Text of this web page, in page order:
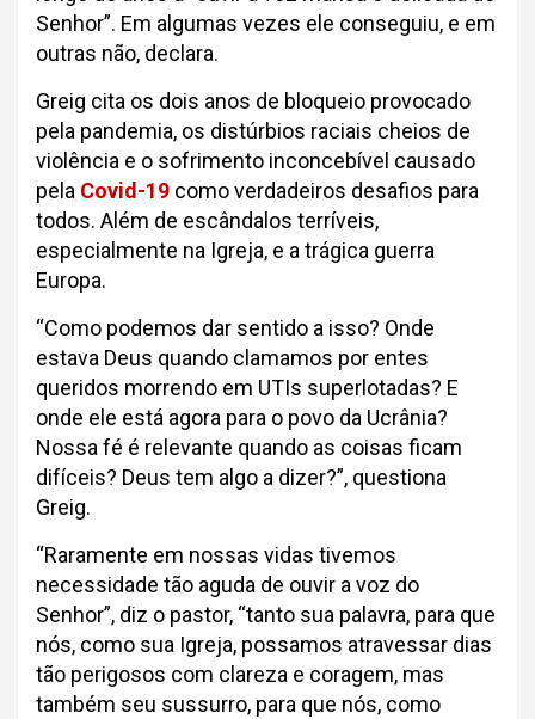
Senhor”. Em algumas vezes ele conseguiu, e em
outras não, declara.
Greig cita os dois anos de bloqueio provocado
pela pandemia, os distúrbios raciais cheios de
violência e o sofrimento inconcebível causado
pela Covid-19 como verdadeiros desafios para
todos. Além de escândalos terríveis,
especialmente na Igreja, e a trágica guerra
Europa.
“Como podemos dar sentido a isso? Onde
estava Deus quando clamamos por entes
queridos morrendo em UTIs superlotadas? E
onde ele está agora para o povo da Ucrânia?
Nossa fé é relevante quando as coisas ficam
difíceis? Deus tem algo a dizer?”, questiona
Greig.
“Raramente em nossas vidas tivemos
necessidade tão aguda de ouvir a voz do
Senhor”, diz o pastor, “tanto sua palavra, para que
nós, como sua Igreja, possamos atravessar dias
tão perigosos com clareza e coragem, mas
também seu sussurro, para que nós, como